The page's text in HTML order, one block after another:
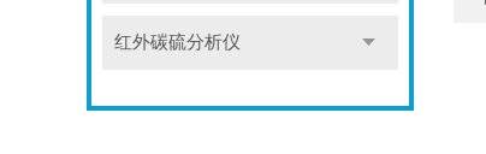
红外碳硫分析仪